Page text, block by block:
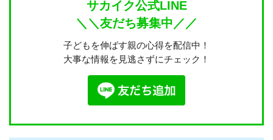
サカイク公式LINE
＼＼友だち募集中／／
子どもを伸ばす親の心得を配信中！
大事な情報を見逃さずにチェック！